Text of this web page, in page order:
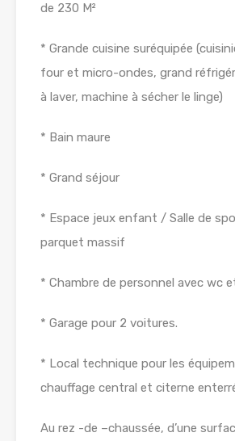
de 230 M²
* Grande cuisine suréquipée
four et micro-ondes, grand
à laver, machine à sécher le linge)
* Bain maure
* Grand séjour
* Espace jeux enfant / Salle de
parquet massif
* Chambre de personnel avec wc
* Garage pour 2 voitures.
* Local technique pour les
chauffage central et citerne
Au rez -de –chaussée, d’une